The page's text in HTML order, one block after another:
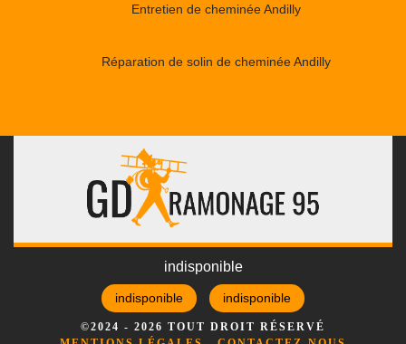
Entretien de cheminée Andilly
Réparation de solin de cheminée Andilly
indisponible
indisponible indisponible
©2024 - 2026 TOUT DROIT RÉSERVÉ